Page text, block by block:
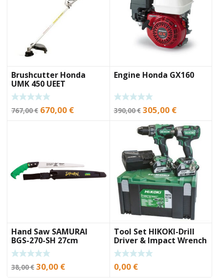
Brushcutter Honda
UMK 450 UEET
767,00€ Original
670,00 €Current
Engine Honda GX160
390,00€ Original
price
was:
390,00 €.
305,00 €Current
is:
305,00 €.
Hand Saw SAMURAI
BGS-270-SH 27cm
38,00€ Original
30,00 €Current
Tool Set HIKOKI-Drill
Driver & Impact Wrench
18V
0,00 €